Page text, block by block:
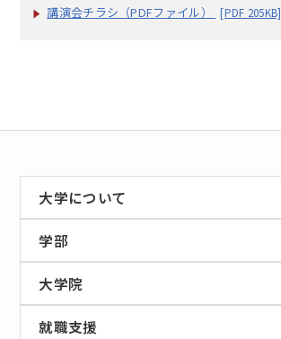
講演会チラシ（PDFファイル） [PDF 205KB]
大学について
学部
大学院
就職支援